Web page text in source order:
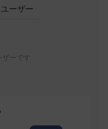
ーザー
ーです